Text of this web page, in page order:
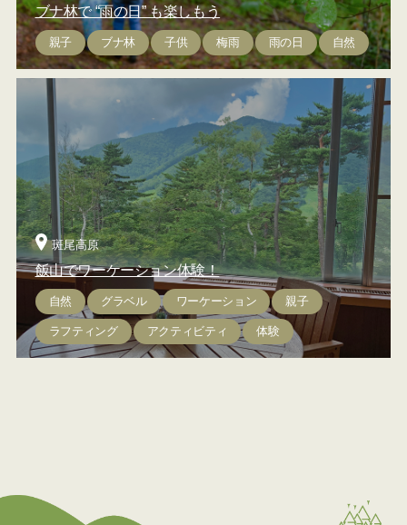
ブナ林で “雨の日” も楽しもう
親子 ブナ林 子供 梅雨 雨の日 自然
斑尾高原
飯山でワーケーション体験！
自然 グラベル ワーケーション 親子
ラフティング アクティビティ 体験